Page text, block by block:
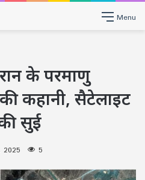
Menu
के परमाणु
की कहानी, सैटेलाइट
सुई
5